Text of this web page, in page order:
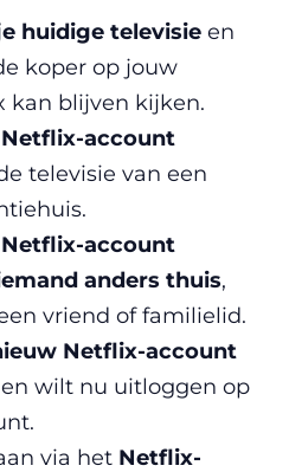
huidige televisie en
koper op jouw
kan blijven kijken.
Netflix-account
televisie van een
Netflix-account
anders thuis,
vriend of familielid.
Netflix-account
wilt nu uitloggen op
via het Netflix-